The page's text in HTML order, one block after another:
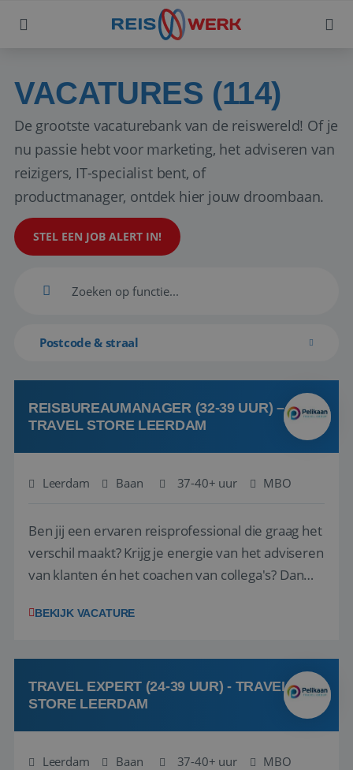
VACATURES (114)
De grootste vacaturebank van de reiswereld! Of je
nu passie hebt voor marketing, het adviseren van
reizigers, IT-specialist bent, of
productmanager, ontdek hier jouw droombaan.
STEL EEN JOB ALERT IN!
Postcode & straal
REISBUREAUMANAGER (32-39 UUR) –
TRAVEL STORE LEERDAM
Leerdam Baan 37-40+ uur MBO
Ben jij een ervaren reisprofessional die graag het
verschil maakt? Krijg je energie van het adviseren
van klanten én het coachen van collega's? Dan
(onderdeel van Pelikaan Travel Group) zoeken
team het reisbureau verder...
BEKIJK VACATURE
TRAVEL EXPERT (24-39 UUR) - TRAVEL
STORE LEERDAM
Leerdam Baan 37-40+ uur MBO